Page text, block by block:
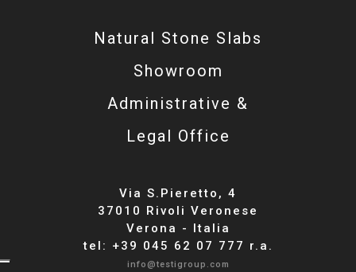
Natural Stone Slabs
Showroom
Administrative &
Legal Office
Via S.Pieretto, 4
37010 Rivoli Veronese
Verona - Italia
tel: +39 045 62 07 777 r.a.
info@testigroup.com